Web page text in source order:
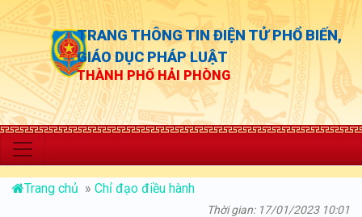
TRANG THÔNG TIN ĐIỆN TỬ PHỔ BIẾN,
GIÁO DỤC PHÁP LUẬT
THÀNH PHỐ HẢI PHÒNG
Trang chủ » Chỉ đạo điều hành
Thời gian: 17/01/2023 10:01